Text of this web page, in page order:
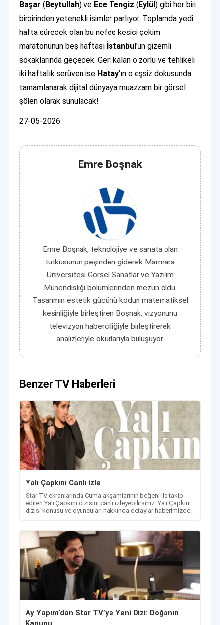
Başar (Beytullah) ve Ece Tengiz (Eylül) gibi her biri
birbirinden yetenekli isimler parlıyor. Toplamda yedi
hafta sürecek olan bu nefes kesici çekim
maratonunun beş haftası İstanbul'un gizemli
sokaklarında geçecek. Geri kalan o zorlu ve tehlikeli
iki haftalık serüven ise Hatay'ın o eşsiz dokusunda
tamamlanarak dijital dünyaya muazzam bir görsel
şölen olarak sunulacak!
27-05-2026
Emre Boşnak
Emre Boşnak, teknolojiye ve sanata olan
tutkusunun peşinden giderek Marmara
Üniversitesi Görsel Sanatlar ve Yazılım
Mühendisliği bölümlerinden mezun oldu.
Tasarımın estetik gücünü kodun matematiksel
kesinliğiyle birleştiren Boşnak, vizyonunu
televizyon haberciliğiyle birleştirerek
analizleriyle okurlarıyla buluşuyor.
Benzer TV Haberleri
Yalı Çapkını Canlı izle
Star TV ekranlarında Cuma akşamlarının beğeni ile takip
edilen Yalı Çapkını dizisini canlı izleyebilirsiniz. Yalı Çapkını
dizisi konusu ve oyuncuları hakkında detaylar haberimizde.
Ay Yapım’dan Star TV’ye Yeni Dizi: Doğanın
Kanunu